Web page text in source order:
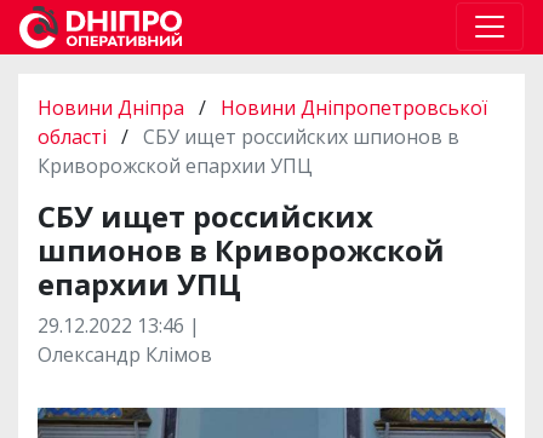
Новини Дніпра / Новини Дніпропетровської
області / СБУ ищет российских шпионов в
Криворожской епархии УПЦ
СБУ ищет российских
шпионов в Криворожской
епархии УПЦ
29.12.2022 13:46 |
Олександр Клімов